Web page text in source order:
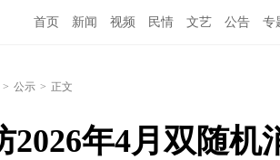
首页 新闻 视频 民情 文艺 公告 专
> 公示 > 正文
2026年4月双随